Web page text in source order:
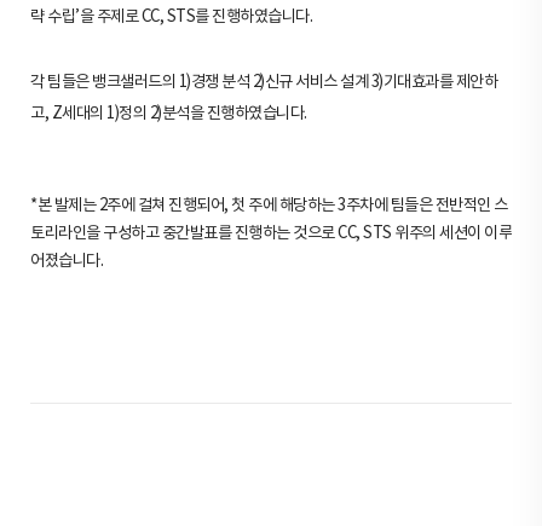
략 수립’을 주제로 CC, STS를 진행하였습니다.
각 팀들은 뱅크샐러드의 1)경쟁 분석 2)신규 서비스 설계 3)기대효과를 제안하
고, Z세대의 1)정의 2)분석을 진행하였습니다.
*본 발제는 2주에 걸쳐 진행되어, 첫 주에 해당하는 3주차에 팀들은 전반적인 스
토리라인을 구성하고 중간발표를 진행하는 것으로 CC, STS 위주의 세션이 이루
어졌습니다.